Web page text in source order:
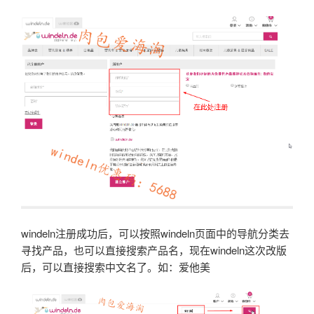
windeln注册成功后，可以按照windeln页面中的导航分类去
寻找产品，也可以直接搜索产品名，现在windeln这次改版
后，可以直接搜索中文名了。如：爱他美